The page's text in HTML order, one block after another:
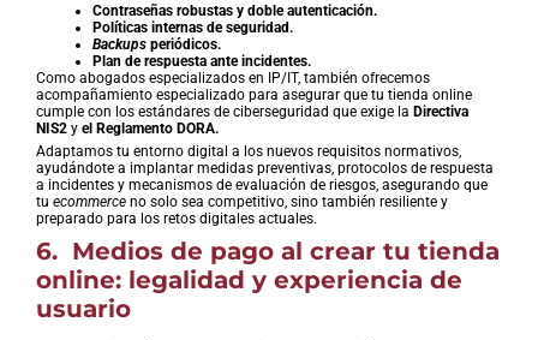
Contraseñas robustas y doble autenticación.
Políticas internas de seguridad.
Backups periódicos.
Plan de respuesta ante incidentes.
Como abogados especializados en IP/IT, también ofrecemos
acompañamiento especializado para asegurar que tu tienda online
cumple con los estándares de ciberseguridad que exige la Directiva
NIS2 y el Reglamento DORA.
Adaptamos tu entorno digital a los nuevos requisitos normativos,
ayudándote a implantar medidas preventivas, protocolos de respuesta
a incidentes y mecanismos de evaluación de riesgos, asegurando que
tu ecommerce no solo sea competitivo, sino también resiliente y
preparado para los retos digitales actuales.
6. Medios de pago al crear tu tienda
online: legalidad y experiencia de
usuario